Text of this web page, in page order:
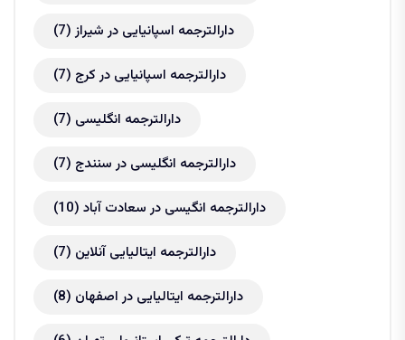
دارالترجمه اسپانیایی در شیراز (7)
دارالترجمه اسپانیایی در کرج (7)
دارالترجمه انگلیسی (7)
دارالترجمه انگلیسی در سنندج (7)
دارالترجمه انگیسی در سعادت آباد (10)
دارالترجمه ایتالیایی آنلاین (7)
دارالترجمه ایتالیایی در اصفهان (8)